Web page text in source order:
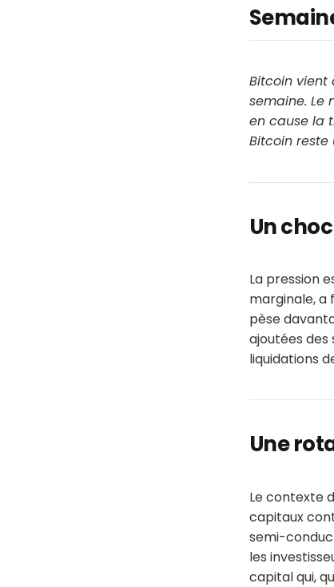
Bitcoin vient
semaine. Le
en cause la
Bitcoin reste
Un
La pression
marginale, a
pèse
ajoutées des
liquidations
Une
Le contexte
capitaux
semi-
les
capital qui,